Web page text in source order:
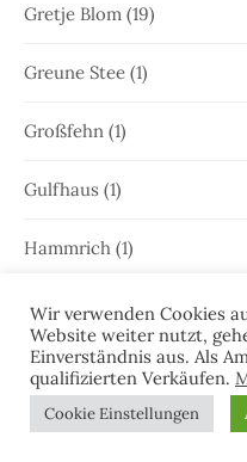
Gretje Blom (19)
Greune Stee (1)
Großfehn (1)
Gulfhaus (1)
Hammrich (1)
Hans-Rainer Riekers(8)
Harlesiel(9)
Hauke Holjansen(5)
Wir verwenden Cookies
Website weiter nutzt,
Einverständnis aus. Als
qualifizierten Verkäufen.
Cookie Einstellungen